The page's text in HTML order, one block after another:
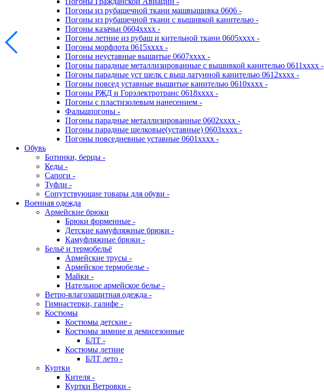
Погоны из рубашечной ткани машвышивка 0606 -
Погоны из рубашечной ткани с вышивкой канителью -
Погоны казачьи 0604хххх -
Погоны летние из рубаш и кительной ткани 0605хххх -
Погоны морфлота 0615хххх -
Погоны неуставные вышитые 0607хххх -
Погоны парадные металлизированные с вышивкой канителью 0611хххх -
Погоны парадные уст шелк с выш латунной канителью 0612хххх -
Погоны повсед уставные вышитые канителью 0610хххх -
Погоны РЖД и Горэлектротранс 0618хххх -
Погоны с пластизолевым нанесением -
Фальшпогоны -
Погоны парадные металлизированные 0602хххх -
Погоны парадные шелковые(уставные) 0603хххх -
Погоны повседневные уставные 0601хххх -
Обувь
Ботинки, берцы -
Кеды -
Сапоги -
Туфли -
Сопутствующие товары для обуви -
Военная одежда
Армейские брюки
Брюки форменные -
Детские камуфляжные брюки -
Камуфляжные брюки -
Бельё и термобельё
Армейские трусы -
Армейское термобелье -
Майки -
Нательное армейское белье -
Ветро-влагозащитная одежда -
Гимнастерки, галифе -
Костюмы
Костюмы детские -
Костюмы зимние и демисезонные
БЛТ -
Костюмы летние
БЛТ лето -
Куртки
Кителя -
Куртки Ветровки -